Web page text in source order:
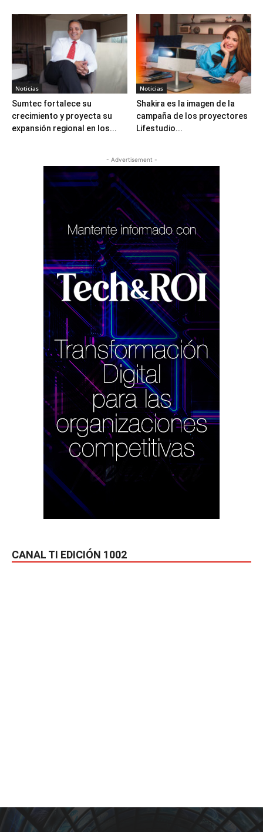
Noticias
Sumtec fortalece su
crecimiento y proyecta su
expansión regional en los...
Noticias
Shakira es la imagen de la
campaña de los proyectores
Lifestudio...
- Advertisement -
CANAL TI EDICIÓN 1002